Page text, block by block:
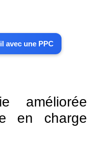
avec une PPC
améliorée
en charge